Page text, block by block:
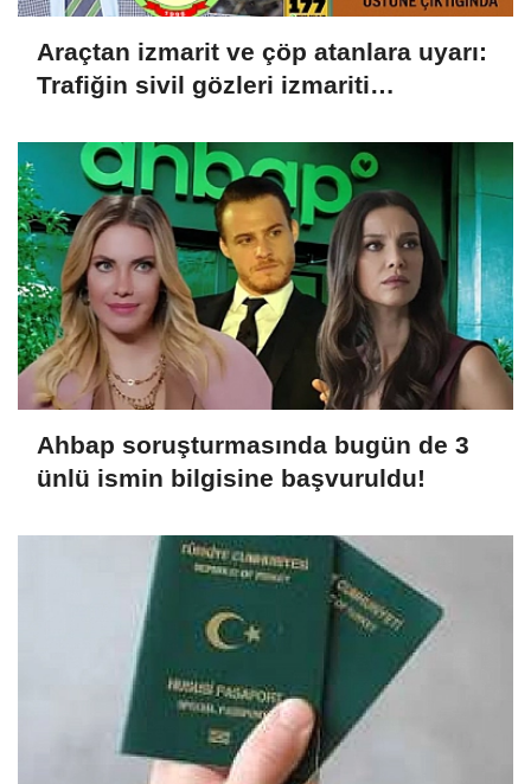
Araçtan izmarit ve çöp atanlara uyarı:
Trafiğin sivil gözleri izmariti
Ahbap soruşturmasında bugün de 3
ünlü ismin bilgisine başvuruldu!